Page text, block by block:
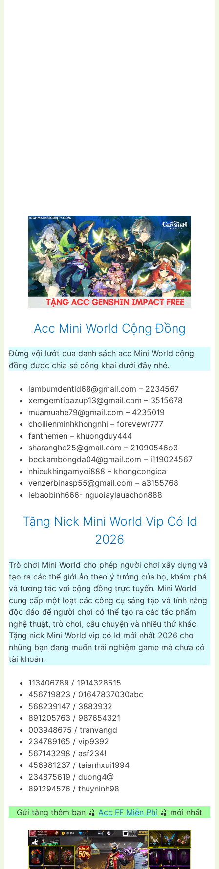
Acc Mini World Cộng Đồng
Đừng vội lướt qua danh sách acc Mini World cộng
đồng được chia sẻ công khai dưới đây nhé.
lambumdentid68@gmail.com – 2234567
xemgemtipazup13@gmail.com – 3515678
muamuahe79@gmail.com – 4235019
choilienminhkhongnhi – forevewr777
fanthemen – khuongduy444
sharanghe25@gmail.com – 21090546o3
beckambongda04@gmail.com – i119024567
nhieukhingamyoi888 – khongcongica
venzerbinasp55@gmail.com – a3155768
lebaobinh666- nguoiaylauachon888
Tặng Nick Mini World Vip Có Id
2026
Trò chơi Mini World cho phép người chơi xây dựng và
tạo ra các thế giới ảo theo ý tưởng của họ, khám phá
và tương tác với cộng đồng trực tuyến. Mini World
cung cấp một loạt các công cụ sáng tạo và tính năng
độc đáo để người chơi có thể tạo ra các tác phẩm
nghệ thuật, trò chơi, câu chuyện và nhiều thứ khác.
Tặng nick Mini World vip có Id mới nhất 2026 cho
những bạn đang muốn trải nghiệm game mà chưa có
tài khoản.
113406789 / 1914328515
456719823 / 01647837030abc
568239147 / 3883932
891205763 / 987654321
003948675 / tranvangd
234789165 / vip9392
567143298 / asf234!
456981237 / taianhxui1994
234875619 / duong4@
891294576 / thuyninh98
Gửi tặng thêm bạn 🍒 Acc FF Miễn Phí 🍒 mới nhất